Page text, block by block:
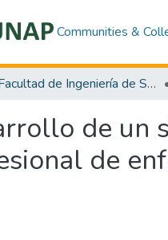
Communities &
Facultad de Ingeniería de Sistemas e Informática
de un
de